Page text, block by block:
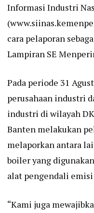
Informasi Industri
cara pelaporan
Lampiran SE
Pada periode 31
perusahaan industri
industri di wilayah
Banten melakukan
melaporkan antara
boiler yang
alat pengendali
“Kami juga